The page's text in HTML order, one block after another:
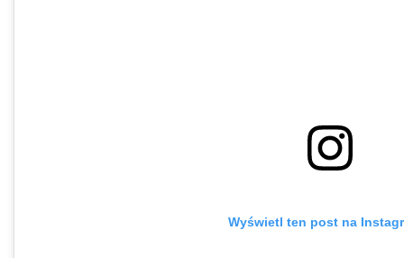
Wyświetl ten post na